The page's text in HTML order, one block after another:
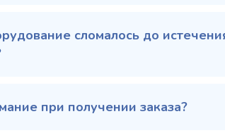
сломалось до
при получении заказа?